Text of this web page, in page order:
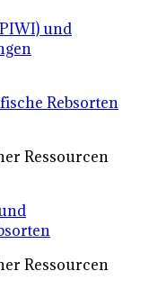
und
Rebsorten
Ressourcen
Ressourcen